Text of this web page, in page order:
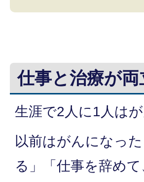
仕事と治療が
生涯で2人に1人は
以前はがんになっ
る」「仕事を辞め